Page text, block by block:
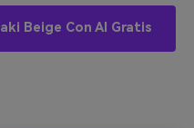
Beige Con AI Gratis